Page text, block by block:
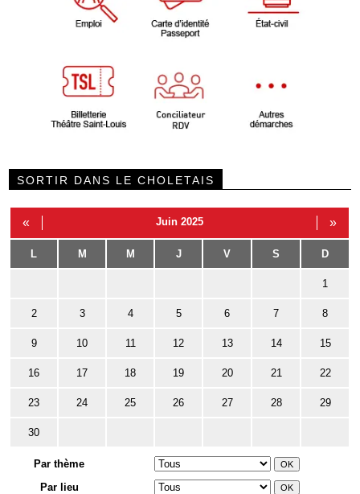
SORTIR DANS LE CHOLETAIS
« Juin 2025 »
L M M J V S D
1
2 3 4 5 6 7 8
9 10 11 12 13 14 15
16 17 18 19 20 21 22
23 24 25 26 27 28 29
30
Par thème
Par lieu